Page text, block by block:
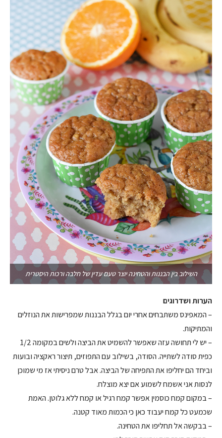
השילוב בין הבננות והטחינה יוצר טעם עדין של חלבה ורכות היסטרית
הערות ושדרוגים
– המאפינס משתבחים אחרי יום בגלל הבננות שמפרישות את הנוזלים
והמתיקות.
– יש לי תחושה עזה שאפשר להשמיט את הביצה ולשים במקומה 1/2
כפית סודה לשתייה. הסודה, בשילוב עם התפוזים, תיצור ראקציה ובועות
וביחד הם יחליפו את התפיחה של הביצה. אבל טרם ניסיתי אז מי שמוכן
לנסות אני אשמח לשמוע אם יצא מוצלח.
– במקום קמח כוסמין אפשר קמח רגיל או קמח ללא גלוטן. האמת
שכמעט כל קמח יעבוד כאן כי הכמות מאוד קטנה.
– בבקשה אל תחליפו את הטחינה.